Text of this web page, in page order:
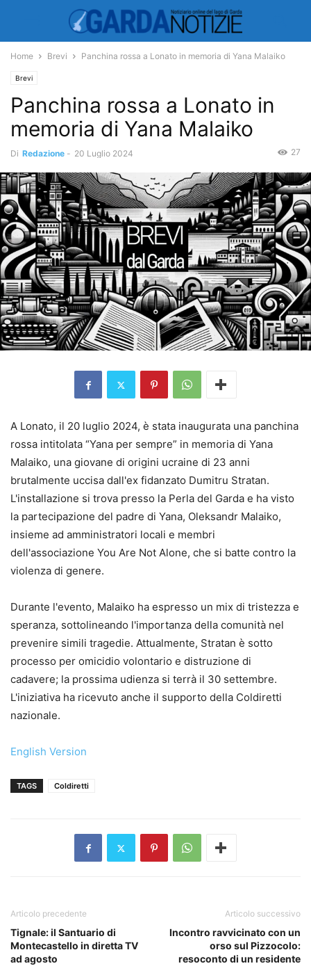
Home Brevi Panchina rossa a Lonato in memoria di Yana Malaiko
Brevi
Panchina rossa a Lonato in
memoria di Yana Malaiko
Di Redazione - 20 Luglio 2024 27
A Lonato, il 20 luglio 2024, è stata inaugurata una panchina
rossa intitolata “Yana per sempre” in memoria di Yana
Malaiko, una giovane di origini ucraine di 23 anni
brutalmente uccisa dall'ex fidanzato Dumitru Stratan.
L'installazione si trova presso la Perla del Garda e ha visto
la partecipazione del padre di Yana, Oleksandr Malaiko,
insieme ad amministratori locali e membri
dell'associazione You Are Not Alone, che si batte contro la
violenza di genere.
Durante l'evento, Malaiko ha espresso un mix di tristezza e
speranza, sottolineando l'importanza della comunità nel
prevenire simili tragedie. Attualmente, Stratan è sotto
processo per omicidio volontario e distruzione di
cadavere; la prossima udienza si terrà il 30 settembre.
L'iniziativa ha ricevuto anche il supporto della Coldiretti
nazionale.
English Version
TAGS Coldiretti
Articolo precedente
Tignale: il Santuario di
Montecastello in diretta TV
ad agosto
Articolo successivo
Incontro ravvicinato con un
orso sul Pizzocolo:
resoconto di un residente